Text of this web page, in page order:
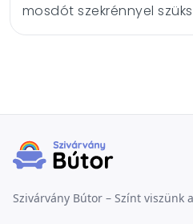
mosdót szekrénnyel
Szivárvány Bútor – Színt viszünk